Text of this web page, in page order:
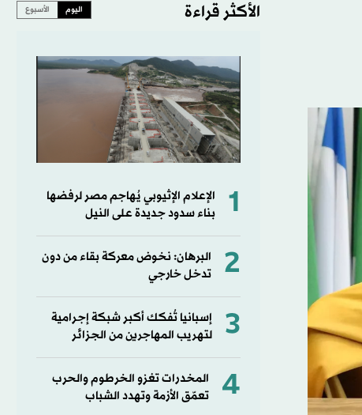
الأكثر قراءة اليوم الأسبوع
1
الإعلام الإثيوبي يُهاجم مصر لرفضها
بناء سدود جديدة على النيل
2
البرهان: نخوض معركة بقاء من دون
تدخل خارجي
3
إسبانيا تُفكك أكبر شبكة إجرامية
لتهريب المهاجرين من الجزائر
4
المخدرات تغزو الخرطوم والحرب
تعمّق الأزمة وتهدد الشباب